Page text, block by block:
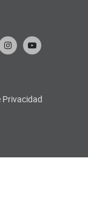
Privacidad